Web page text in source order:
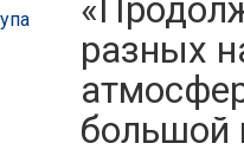
разных
большой